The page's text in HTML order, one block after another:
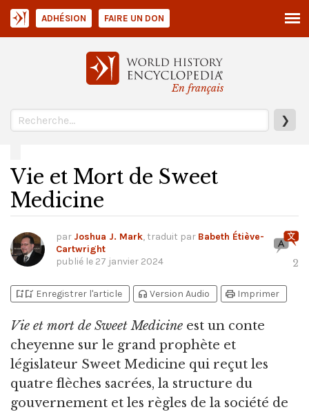
En français
❯
ADHÉSION FAIRE UN DON
Vie et Mort de Sweet
Medicine
par Joshua J. Mark, traduit par Babeth Étiève-
Cartwright
publié le 27 janvier 2024 2
bookmark_addbookmark_added Enregistrer l'article headphones Version Audio print Imprimer
Vie et mort de Sweet Medicine est un conte
cheyenne sur le grand prophète et
législateur Sweet Medicine qui reçut les
quatre flèches sacrées, la structure du
gouvernement et les règles de la société de